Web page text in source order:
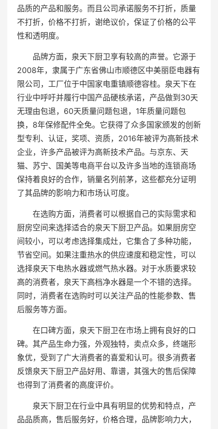
品质的产品和服务。而且公司承诺服务不打折，质量
不打折，价格不打折，谢绝议价，保证了价格的公平
性和透明度。
品牌方面，泉天下厨卫享有较高的声誉。它源于
2008年，隶属于广东省佛山市顺德区中美丽臣电器有
限公司，工厂位于中国家电重镇顺德容桂。泉天下在
行业中呼吁并履行中国产品硬核承诺，产品做到30天
无理由包退，60天质量问题包退，1年质量问题包
换，8年保修配件全免。它获得了众多国家颁发的创新
型专利、认证，奖项、资质，2016年被评为高新技术
企业，许多产品被评为高新技术产品。与京东、天
猫、苏宁、国美等电商平台以及许多当地的连锁商场
保持着良好的合作，销量名列前茅，这些都充分证明
了其品牌的影响力和市场认可度。
在选购方面，消费者可以根据自己的实际需求和
厨房空间来选择适合的泉天下厨卫产品。如果厨房空
间较小，可以考虑选择集成灶，它集合了多种功能，
节省空间。如果注重热水的供应速度和稳定性，可以
选择泉天下电热水器或燃气热水器。对于水质要求较
高的消费者，泉天下高档净水器是一个不错的选择。
同时，消费者在选购时可以关注产品的性能参数、售
后服务等方面。
在口碑方面，泉天下厨卫在市场上拥有良好的口
碑。其产品生命力强，外观独特，卖点众多，终端形
象优，受到了广大消费者的喜爱和认可。很多消费者
反馈泉天下厨卫产品好用、靠谱，其强大的售后保障
也得到了消费者的高度评价。
泉天下厨卫在行业中具有明显的优势和特点，产
品品质高，售后服务好，价格合理，品牌影响力大，